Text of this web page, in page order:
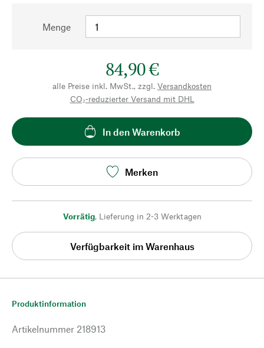
Menge
84,90 €
alle Preise inkl. MwSt., zzgl. Versandkosten
CO₂-reduzierter Versand mit DHL
In den Warenkorb
Merken
Vorrätig, Lieferung in 2-3 Werktagen
Verfügbarkeit im Warenhaus
Produktinformation
Artikelnummer 218913